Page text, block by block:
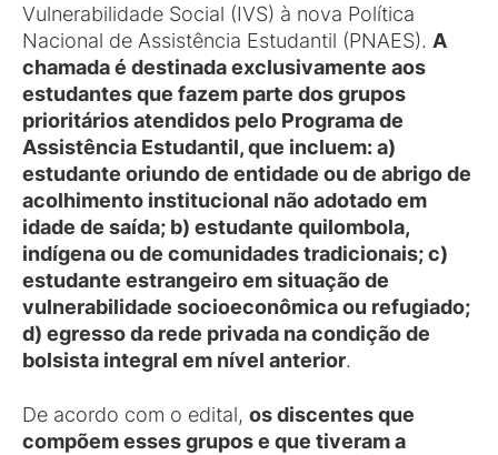
Vulnerabilidade Social (IVS) à nova Política
Nacional de Assistência Estudantil (PNAES). A
chamada é destinada exclusivamente aos
estudantes que fazem parte dos grupos
prioritários atendidos pelo Programa de
Assistência Estudantil, que incluem: a)
estudante oriundo de entidade ou de abrigo de
acolhimento institucional não adotado em
idade de saída; b) estudante quilombola,
indígena ou de comunidades tradicionais; c)
estudante estrangeiro em situação de
vulnerabilidade socioeconômica ou refugiado;
d) egresso da rede privada na condição de
bolsista integral em nível anterior.
De acordo com o edital, os discentes que
compõem esses grupos e que tiveram a